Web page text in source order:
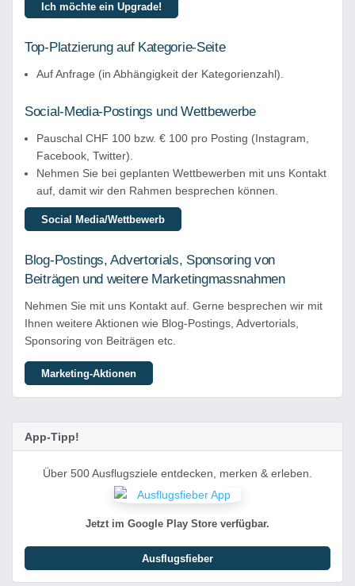
Ich möchte ein Upgrade!
Top-Platzierung auf Kategorie-Seite
Auf Anfrage (in Abhängigkeit der Kategorienzahl).
Social-Media-Postings und Wettbewerbe
Pauschal CHF 100 bzw. € 100 pro Posting (Instagram,
Facebook, Twitter).
Nehmen Sie bei geplanten Wettbewerben mit uns Kontakt
auf, damit wir den Rahmen besprechen können.
Social Media/Wettbewerb
Blog-Postings, Advertorials, Sponsoring von
Beiträgen und weitere Marketingmassnahmen
Nehmen Sie mit uns Kontakt auf. Gerne besprechen wir mit
Ihnen weitere Aktionen wie Blog-Postings, Advertorials,
Sponsoring von Beiträgen etc.
Marketing-Aktionen
App-Tipp!
Über 500 Ausflugsziele entdecken, merken & erleben.
Jetzt im Google Play Store verfügbar.
Ausflugsfieber